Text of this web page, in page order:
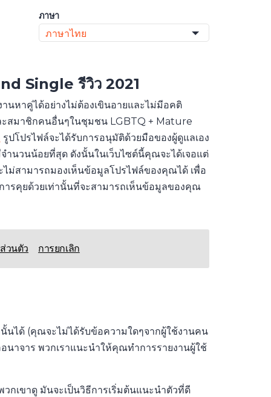
ภาษา
ภาษาไทย
Singleรีวิว 2021
นหาคู่ได้อย่างไม่ต้องเขินอายและไม่มีอคติ
ะสมาชิกคนอื่นๆในชุมชน LGBTQ + Mature
รูปโปรไฟล์จะได้รับการอนุมัติด้วยมือของผู้ดูแลเอง
นวนน้อยที่สุด ดังนั้นในเว็บไซต์นี้คุณจะได้เจอแต่
ม่สามารถมองเห็นข้อมูลโปรไฟล์ของคุณได้ เพื่อ
รคุยด้วยเท่านั้นที่จะสามารถเห็นข้อมูลของคุณ
วนตัว การยกเลิก
ได้ (คุณจะไม่ได้รับข้อความใดๆจากผู้ใช้งานคน
นาจาร พวกเราแนะนำให้คุณทำการรายงานผู้ใช้
กเขาดู มันจะเป็นวิธีการเริ่มต้นแนะนำตัวที่ดี